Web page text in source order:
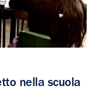
nella scuola